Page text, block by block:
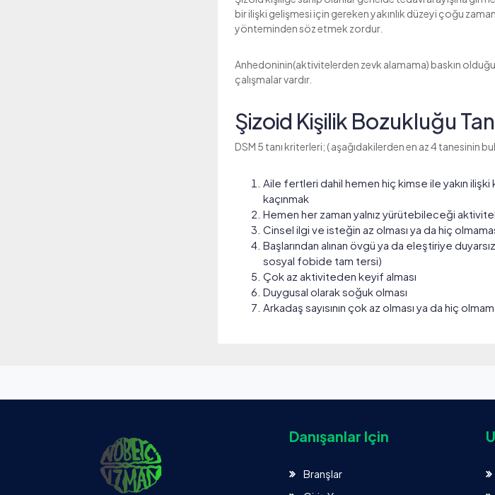
bir ilişki gelişmesi için gereken yakınlık düzeyi çoğu
yönteminden söz etmek zordur.
Anhedoninin(aktivitelerden zevk alamama) baskın
çalışmalar vardır.
Şizoid Kişilik Bozukluğu
DSM 5 tanı kriterleri; ( aşağıdakilerden en az 4 tanesinin
Aile fertleri dahil hemen hiç kimse ile yakın
kaçınmak
Hemen her zaman yalnız yürütebileceği
Cinsel ilgi ve isteğin az olması ya da hiç
Başlarından alınan övgü ya da eleştiriye
sosyal fobide tam tersi)
Çok az aktiviteden keyif alması
Duygusal olarak soğuk olması
Arkadaş sayısının çok az olması ya da hiç
Danışanlar Için
Branşlar